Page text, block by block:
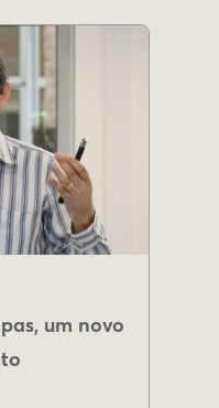
um novo